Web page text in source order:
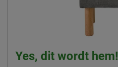
Yes, dit wordt hem!